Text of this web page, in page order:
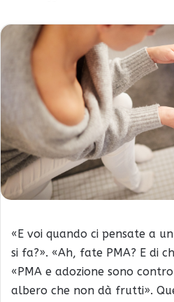
«E voi quando ci pensate a
si fa?». «Ah, fate PMA? E di
«PMA e adozione sono
albero che non dà frutti».